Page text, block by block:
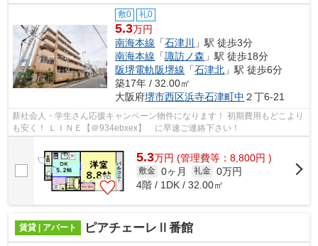
敷0 礼0
5.3万円
南海本線 「石津川
」駅 徒歩3分
南海本線 「諏訪ノ森 」駅 徒歩18分
阪堺電軌阪堺線 「石津北 」駅 徒歩6分
築17年 / 32.00㎡
大阪府堺市西区浜寺石津町中 ２丁6-21
新社会人・学生さん応援キャンペーン物件になります！ 初期費用もどこより
も安く！ ＬＩＮＥ【＠934ebxex】 に早速ご連絡下さい！
5.3万円 (管理費等：8,800円 )
敷金 0ヶ月 礼金 0万円
4階 / 1DK / 32.00㎡
賃貸 | アパート ピアチェーレⅡ番館